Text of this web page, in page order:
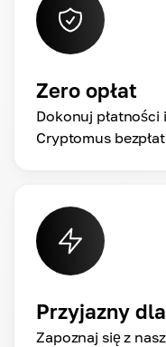
Zero opłat
Dokonuj płatności
Cryptomus
Przyjazny
Zapoznaj się z